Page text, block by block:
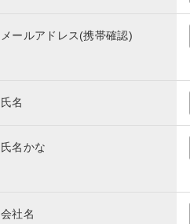
メールアドレス(携帯確認)
氏名
氏名かな
会社名